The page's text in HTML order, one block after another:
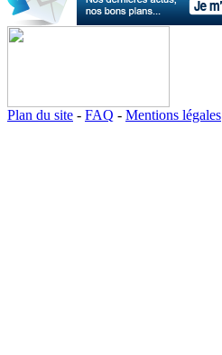
Plan du site - FAQ - Mentions légales